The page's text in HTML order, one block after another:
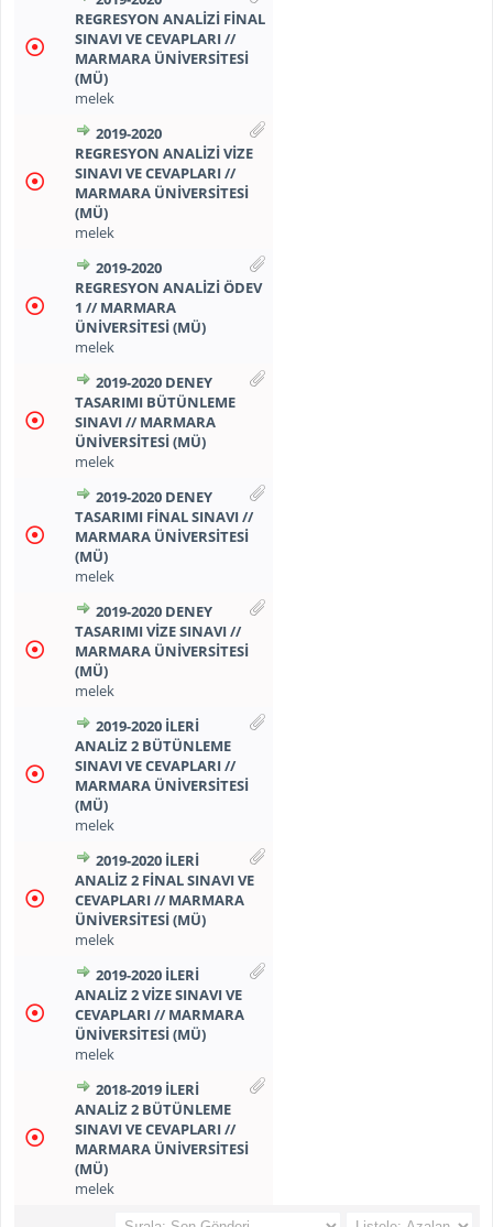
REGRESYON ANALİZİ FİNAL
SINAVI VE CEVAPLARI //
MARMARA ÜNİVERSİTESİ
(MÜ)
melek
2019-2020
REGRESYON ANALİZİ VİZE
SINAVI VE CEVAPLARI //
MARMARA ÜNİVERSİTESİ
(MÜ)
melek
2019-2020
REGRESYON ANALİZİ ÖDEV
1 // MARMARA
ÜNİVERSİTESİ (MÜ)
melek
2019-2020 DENEY
TASARIMI BÜTÜNLEME
SINAVI // MARMARA
ÜNİVERSİTESİ (MÜ)
melek
2019-2020 DENEY
TASARIMI FİNAL SINAVI //
MARMARA ÜNİVERSİTESİ
(MÜ)
melek
2019-2020 DENEY
TASARIMI VİZE SINAVI //
MARMARA ÜNİVERSİTESİ
(MÜ)
melek
2019-2020 İLERİ
ANALİZ 2 BÜTÜNLEME
SINAVI VE CEVAPLARI //
MARMARA ÜNİVERSİTESİ
(MÜ)
melek
2019-2020 İLERİ
ANALİZ 2 FİNAL SINAVI VE
CEVAPLARI // MARMARA
ÜNİVERSİTESİ (MÜ)
melek
2019-2020 İLERİ
ANALİZ 2 VİZE SINAVI VE
CEVAPLARI // MARMARA
ÜNİVERSİTESİ (MÜ)
melek
2018-2019 İLERİ
ANALİZ 2 BÜTÜNLEME
SINAVI VE CEVAPLARI //
MARMARA ÜNİVERSİTESİ
(MÜ)
melek